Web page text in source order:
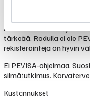
Pieni sveitsinajokoira on
korvatulehduksille, joten
tärkeää. Rodulla ei ole
rekisteröintejä on hyvin
Ei PEVISA-ohjelmaa.
silmätutkimus.
Kustannukset